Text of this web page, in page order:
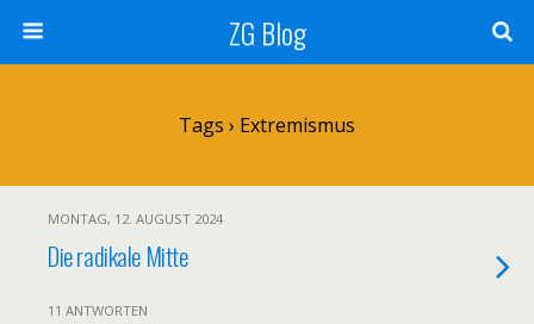
ZG Blog
Tags › Extremismus
MONTAG, 12. AUGUST 2024
Die radikale Mitte
11 ANTWORTEN